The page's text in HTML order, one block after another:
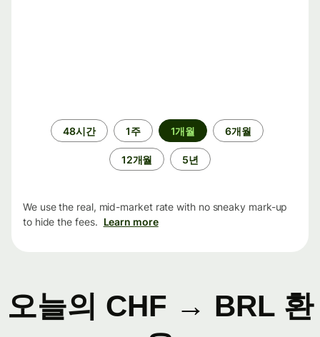
48시간 1주 1개월 6개월
12개월 5년
We use the real, mid-market rate with no sneaky mark-up
to hide the fees. Learn more
오늘의 CHF → BRL 환